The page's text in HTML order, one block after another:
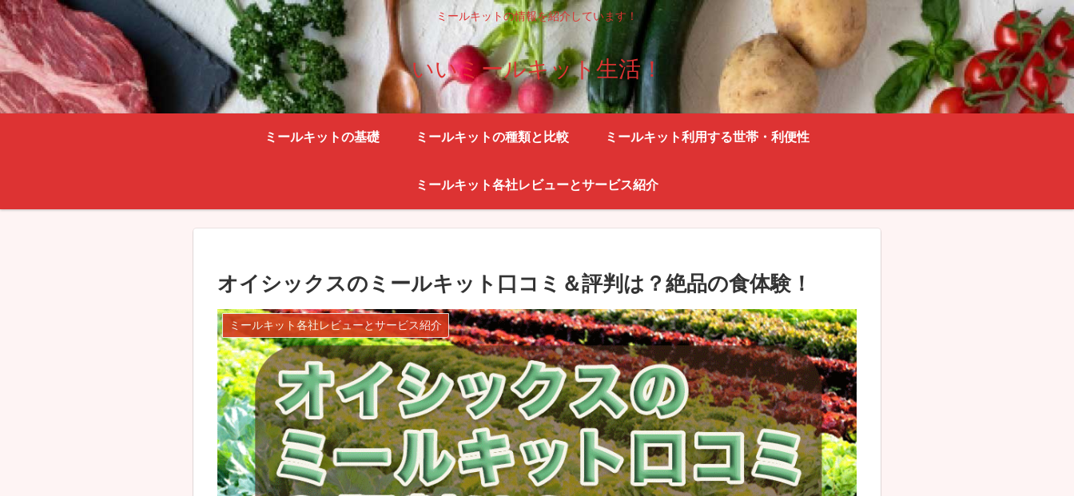
ミールキットの情報を紹介しています！
いいミールキット生活！
ミールキットの基礎 ミールキットの種類と比較 ミールキット利用する世帯・利便性
ミールキット各社レビューとサービス紹介
オイシックスのミールキット口コミ＆評判は？絶品の食体験！
ミールキット各社レビューとサービス紹介